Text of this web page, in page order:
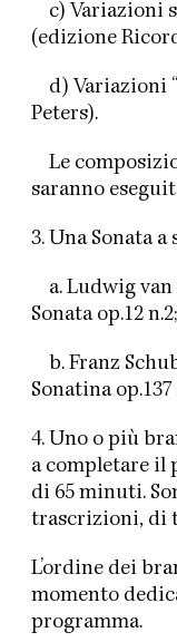
c) Variazioni
(edizione
d) Variazioni
Peters).
Le
saranno
3. Una Sonata
a. Ludwig van
Sonata op.12
b. Franz
Sonatina op.137
4. Uno o più
a completare il
di 65 minuti.
trascrizioni, di
L’ordine dei
momento
programma.